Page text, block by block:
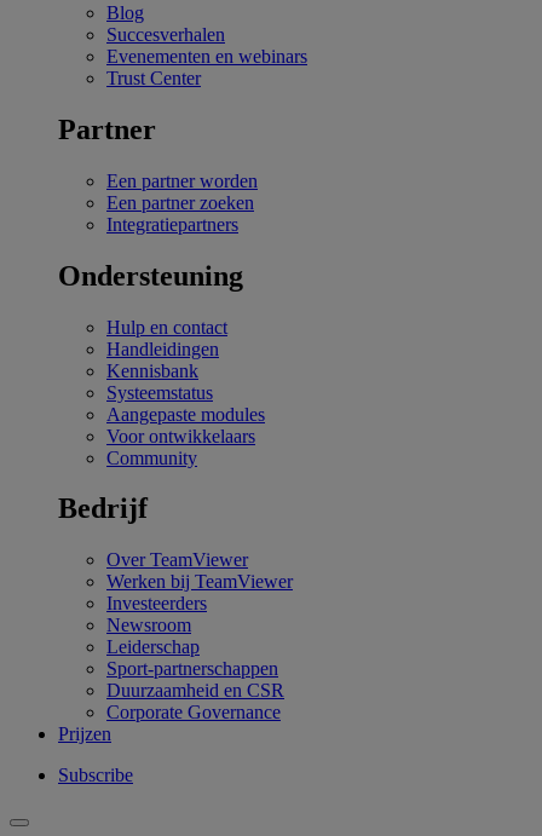
Blog
Succesverhalen
Evenementen en webinars
Trust Center
Partner
Een partner worden
Een partner zoeken
Integratiepartners
Ondersteuning
Hulp en contact
Handleidingen
Kennisbank
Systeemstatus
Aangepaste modules
Voor ontwikkelaars
Community
Bedrijf
Over TeamViewer
Werken bij TeamViewer
Investeerders
Newsroom
Leiderschap
Sport-partnerschappen
Duurzaamheid en CSR
Corporate Governance
Prijzen
Subscribe